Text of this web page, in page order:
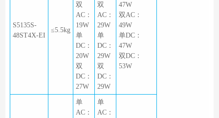
S5135S-
48ST4X-EI
≤5.5kg
双
AC：
19W
单
DC：
20W
双
DC：
27W
双
AC：
29W
单
DC：
29W
双
DC：
29W
47W
双AC：
49W
单DC：
47W
双DC：
53W
单
AC：
单
AC：